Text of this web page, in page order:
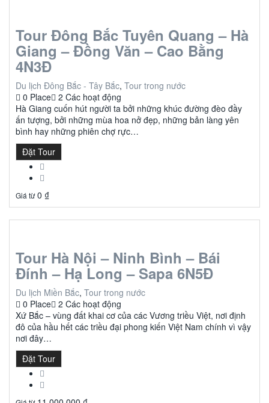
Tour Đông Bắc Tuyên Quang – Hà
Giang – Đồng Văn – Cao Bằng
4N3Đ
Du lịch Đông Bắc - Tây Bắc, Tour trong nước
0 Place 2 Các hoạt động
Hà Giang cuốn hút người ta bởi những khúc đường đèo đầy
ấn tượng, bởi những mùa hoa nở đẹp, những bản làng yên
bình hay những phiên chợ rực…
Đặt Tour
Giá từ 0 ₫
Tour Hà Nội – Ninh Bình – Bái
Đính – Hạ Long – Sapa 6N5Đ
Du lịch Miền Bắc, Tour trong nước
0 Place 2 Các hoạt động
Xứ Bắc – vùng đất khai cơ của các Vương triều Việt, nơi định
đô của hầu hết các triều đại phong kiến Việt Nam chính vì vậy
nơi đây…
Đặt Tour